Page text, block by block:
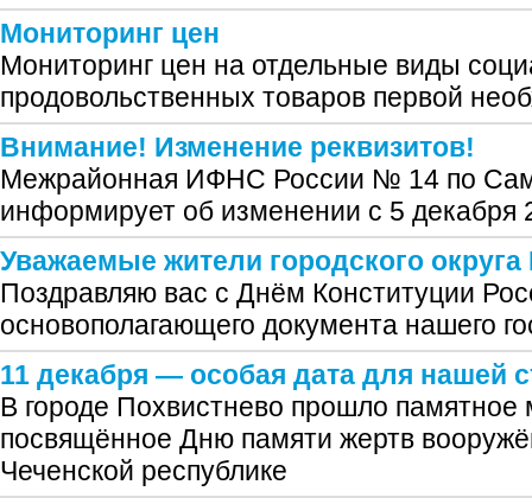
Мониторинг цен
Мониторинг цен на отдельные виды
продовольственных товаров первой
Внимание! Изменение реквизитов!
Межрайонная ИФНС России № 14 по
информирует об изменении с 5 декабря
Уважаемые жители городского
Поздравляю вас с Днём Конституции
основополагающего документа нашего
11 декабря — особая дата для нашей
В городе Похвистнево прошло памятное
посвящённое Дню памяти жертв
Чеченской республике